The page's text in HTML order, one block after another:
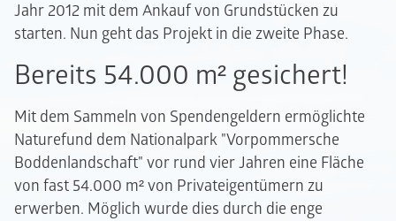
Jahr 2012 mit dem Ankauf von Grundstücken zu
starten. Nun geht das Projekt in die zweite Phase.
Bereits 54.000 m² gesichert!
Mit dem Sammeln von Spendengeldern ermöglichte
Naturefund dem Nationalpark "Vorpommersche
Boddenlandschaft" vor rund vier Jahren eine Fläche
von fast 54.000 m² von Privateigentümern zu
erwerben. Möglich wurde dies durch die enge